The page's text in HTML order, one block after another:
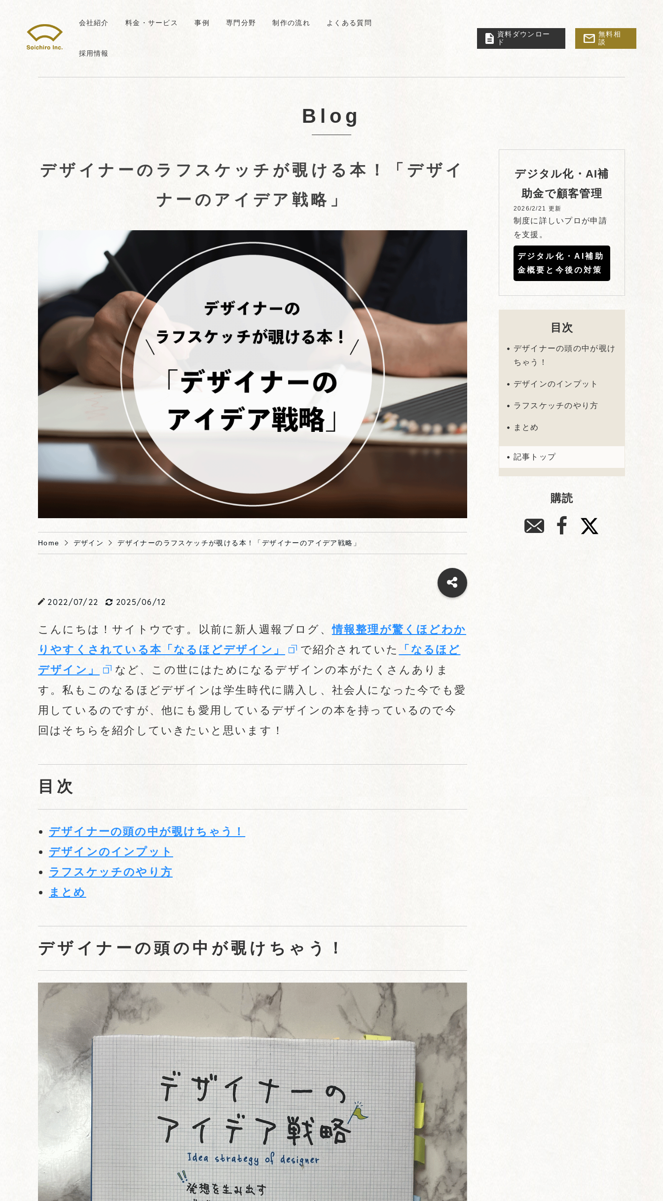
会社紹介 料金・サービス 事例 専門分野 制作の流れ よくある質問
採用情報
資料ダウンロー
ド
無料相
談
Blog
デザイナーのラフスケッチが覗ける本！「デザイ
ナーのアイデア戦略」
Home デザイン デザイナーのラフスケッチが覗ける本！「デザイナーのアイデア戦略」
2022/07/22 2025/06/12
こんにちは！サイトウです。以前に新人週報ブログ、情報整理が驚くほどわか
りやすくされている本「なるほどデザイン」
で紹介されていた
「なるほど
デザイン」
など、この世にはためになるデザインの本がたくさんありま
す。私もこのなるほどデザインは学生時代に購入し、社会人になった今でも愛
用しているのですが、他にも愛用しているデザインの本を持っているので今
回はそちらを紹介していきたいと思います！
目次
デザイナーの頭の中が覗けちゃう！
デザインのインプット
ラフスケッチのやり方
まとめ
デザイナーの頭の中が覗けちゃう！
デジタル化・AI補
助金で顧客管理
2026/2/21 更新
制度に詳しいプロが申請
を支援。
デジタル化・AI補助
金概要と今後の対策
目次
デザイナーの頭の中が覗け
ちゃう！
デザインのインプット
ラフスケッチのやり方
まとめ
記事トップ
購読